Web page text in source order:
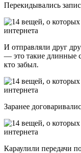
Перекидывались
И отправляли друг
— это такие длинные
кто забыл.
Заранее
Караулили передачи